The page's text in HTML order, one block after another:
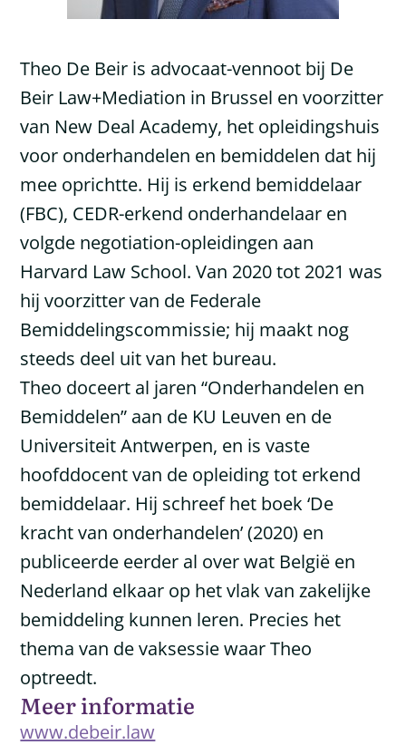
Theo De Beir is advocaat-vennoot bij De
Beir Law+Mediation in Brussel en voorzitter
van New Deal Academy, het opleidingshuis
voor onderhandelen en bemiddelen dat hij
mee oprichtte. Hij is erkend bemiddelaar
(FBC), CEDR-erkend onderhandelaar en
volgde negotiation-opleidingen aan
Harvard Law School. Van 2020 tot 2021 was
hij voorzitter van de Federale
Bemiddelingscommissie; hij maakt nog
steeds deel uit van het bureau.
Theo doceert al jaren “Onderhandelen en
Bemiddelen” aan de KU Leuven en de
Universiteit Antwerpen, en is vaste
hoofddocent van de opleiding tot erkend
bemiddelaar. Hij schreef het boek ‘De
kracht van onderhandelen’ (2020) en
publiceerde eerder al over wat België en
Nederland elkaar op het vlak van zakelijke
bemiddeling kunnen leren. Precies het
thema van de vaksessie waar Theo
optreedt.
Meer informatie
www.debeir.law